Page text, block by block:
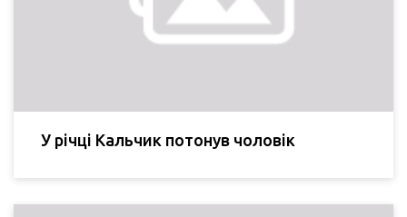
У річці Кальчик потонув чоловік